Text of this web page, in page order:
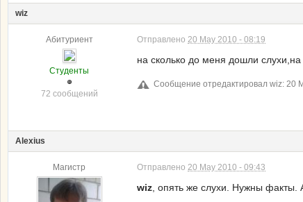
wiz
Абитуриент
Студенты
72 сообщений
Отправлено 20 May 2010 - 08:19
на сколько до меня дошли
Сообщение отредактировал wiz: 20
Alexius
Магистр Отправлено 20 May 2010 - 09:43
wiz , опять же слухи. Нужны факты.